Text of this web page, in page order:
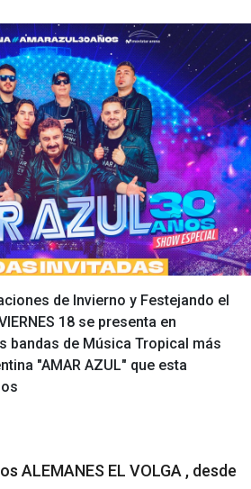
de Invierno y Festejando el
18 se presenta en
bandas de Música Tropical más
"AMAR AZUL" que esta
ALEMANES EL VOLGA , desde